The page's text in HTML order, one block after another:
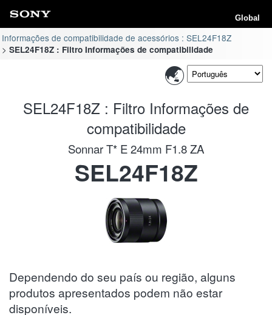
Global
Informações de compatibilidade de acessórios : SEL24F18Z
SEL24F18Z : Filtro Informações de compatibilidade
SEL24F18Z : Filtro Informações de
compatibilidade
Sonnar T* E 24mm F1.8 ZA
SEL24F18Z
Dependendo do seu país ou região, alguns
produtos apresentados podem não estar
disponíveis.